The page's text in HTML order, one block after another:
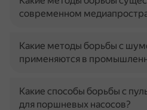
современном
Какие методы борьбы с
применяются в
Какие способы борьбы с
для поршневых насосов?